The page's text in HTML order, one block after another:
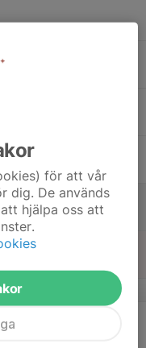
för att vår
dig. De används
hjälpa oss att